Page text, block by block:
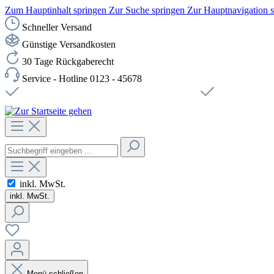
Zum Hauptinhalt springen Zur Suche springen Zur Hauptnavigation
Schneller Versand
Günstige Versandkosten
30 Tage Rückgaberecht
Service - Hotline 0123 - 45678
inkl. MwSt.
inkl. MwSt.